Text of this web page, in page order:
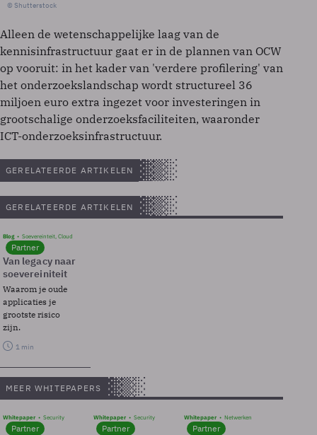
© Shutterstock
Alleen de wetenschappelijke laag van de
kennisinfrastructuur gaat er in de plannen van OCW
op vooruit: in het kader van 'verdere profilering' van
het onderzoekslandschap wordt structureel 36
miljoen euro extra ingezet voor investeringen in
grootschalige onderzoeksfaciliteiten, waaronder
ICT-onderzoeksinfrastructuur.
GERELATEERDE ARTIKELEN
GERELATEERDE ARTIKELEN
Blog Soevereinteit, Cloud
Partner
Van legacy naar
soevereiniteit
Waarom je oude
applicaties je
grootste risico
zijn.
1 min
MEER WHITEPAPERS
Whitepaper Security
Partner
Whitepaper Security
Partner
Whitepaper Netwerken
Partner